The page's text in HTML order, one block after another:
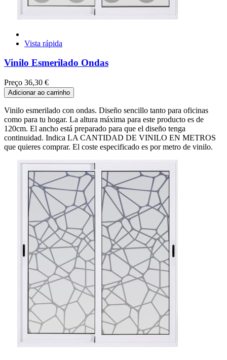
Vista rápida
Vinilo Esmerilado Ondas
Preço 36,30 €
Adicionar ao carrinho
Vinilo esmerilado con ondas. Diseño sencillo tanto para oficinas
como para tu hogar. La altura máxima para este producto es de
120cm. El ancho está preparado para que el diseño tenga
continuidad. Indica LA CANTIDAD DE VINILO EN METROS
que quieres comprar. El coste especificado es por metro de vinilo.